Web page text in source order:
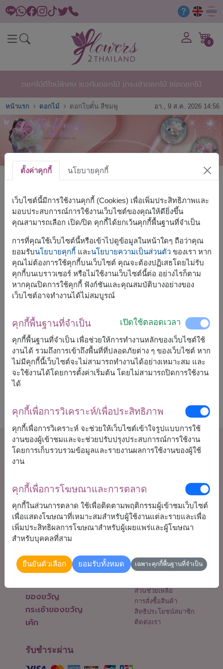
0
ดอกไม้ดีไซน์พิเศษ แจกันดอกไม้ กระเช้าดอกไม้ ช่อดอกไม้
หน้าแรก ดอกไม้ ดอกโบตั๋น สีชมพู อา., 9 ส.ค. 2026 14:56
ดอกโบตั๋น สีชมพู
ไม่พบผลิตภัณฑ์ในหมวดนี้ คุณอาจจะมาหน้านี้โดย
บังเอิญ ลองเลือกหมวดอื่นจากเมนูด้านบนดูนะคะ
ช่อดอกพีโอนีสุดหรู พร้อมส่งในกรุงเทพฯ
เลือกช่อดอกพีโอนีสุดหรูและดอกไม้ดีไซน์สวยจาก
Flowers2Thailand เหมาะสำหรับวันเกิด วันครบรอบ
งานแต่งงาน วาเลนไทน์ วันแม่ และทุกโอกาสสำคัญ
พร้อมบริการจัดส่งดอกไม้ทั่วประเทศไทย ด้วยดอกไม้สด
คุณภาพดี ดีไซน์พรีเมียม และบริการที่ใส่ใจในทุกความ
ประทับใจ เพื่อส่งต่อความรักและความรู้สึกดี ๆ ให้คน
พิเศษของคุณ
02-538-8665
support@flowers2thailand.com
ดอกไม้
ของขวัญ
กระเช้าของขวัญ
เค้ก
คำชมจากลูกค้า
ส่วนช่วยเหลือ
การสั่งซื้อสินค้า
สิทธิประโยชน์สมาชิก
ติดต่อเรา
รับชำระผ่าน
ตั้งค่าคุกกี้ นโยบายคุกกี้
เว็บไซต์นี้มีการใช้งานคุกกี้ (Cookies) เพื่อเพิ่มประสิทธิภาพและ
มอบประสบการณ์การใช้งานเว็บไซต์ของคุณให้ดียิ่งขึ้น
คุณสามารถเลือก เปิด/ปิด คุกกี้ได้ยกเว้นคุกกี้พื้นฐานที่จำเป็น
การที่คุณใช้เว็บไซต์นี้หรือเข้าไปดูข้อมูลในหน้าใดๆ ถือว่าคุณ
ยอมรับนโยบายคุกกี้ และนโยบายความเป็นส่วนตัวของเรา หาก
คุณไม่ต้องการใช้คุกกี้บนเว็บไซต์ คุณจะต้องปฏิเสธโดยไม่รับ
คุกกี้บนเบราวเซอร์ หรือไม่ใช้งานเว็บไซต์นี้ต่อ อย่างไรก็ตาม
หากคุณปิดการใช้คุกกี้ ฟังก์ชันและคุณสมบัติบางอย่างของ
เว็บไซต์อาจทำงานได้ไม่สมบูรณ์
คุกกี้พื้นฐานที่จำเป็น เปิดใช้ตลอดเวลา
คุกกี้พื้นฐานที่จำเป็น เพื่อช่วยให้การทำงานหลักของเว็บไซต์ใช้
งานได้ รวมถึงการเข้าถึงพื้นที่ที่ปลอดภัยต่าง ๆ ของเว็บไซต์ หาก
ไม่มีคุกกี้นี้เว็บไซต์จะไม่สามารถทำงานได้อย่างเหมาะสม และ
จะใช้งานได้โดยการตั้งค่าเริ่มต้น โดยไม่สามารถปิดการใช้งาน
ได้
คุกกี้เพื่อการวิเคราะห์/เพื่อประสิทธิภาพ
คุกกี้เพื่อการวิเคราะห์ จะช่วยให้เว็บไซต์เข้าใจรูปแบบการใช้
งานของผู้เข้าชมและจะช่วยปรับปรุงประสบการณ์การใช้งาน
โดยการเก็บรวบรวมข้อมูลและรายงานผลการใช้งานของผู้ใช้
งาน
คุกกี้เพื่อการโฆษณาและการตลาด
คุกกี้ในส่วนการตลาด ใช้เพื่อติดตามพฤติกรรมผู้เข้าชมเว็บไซต์
เพื่อแสดงโฆษณาที่เหมาะสมสำหรับผู้ใช้งานแต่ละรายและเพื่อ
เพิ่มประสิทธิผลการโฆษณาสำหรับผู้เผยแพร่และผู้โฆษณา
สำหรับบุคคลที่สาม
ยืนยันตัวเลือก ยอมรับทั้งหมด เฉพาะคุกกี้พื้นฐานที่จำเป็น